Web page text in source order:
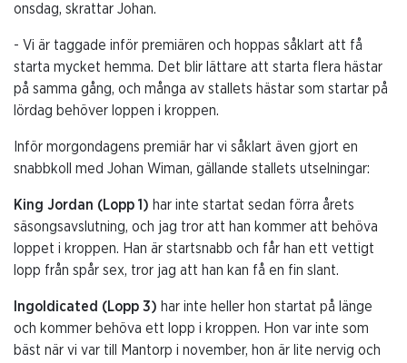
onsdag, skrattar Johan.
- Vi är taggade inför premiären och hoppas såklart att få
starta mycket hemma. Det blir lättare att starta flera hästar
på samma gång, och många av stallets hästar som startar på
lördag behöver loppen i kroppen.
Inför morgondagens premiär har vi såklart även gjort en
snabbkoll med Johan Wiman, gällande stallets utselningar:
King Jordan (Lopp 1) har inte startat sedan förra årets
säsongsavslutning, och jag tror att han kommer att behöva
loppet i kroppen. Han är startsnabb och får han ett vettigt
lopp från spår sex, tror jag att han kan få en fin slant.
Ingoldicated (Lopp 3) har inte heller hon startat på länge
och kommer behöva ett lopp i kroppen. Hon var inte som
bäst när vi var till Mantorp i november, hon är lite nervig och